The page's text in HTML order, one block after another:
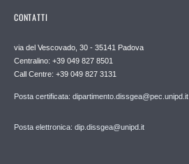
CONTATTI
via del Vescovado, 30 - 35141 Padova
Centralino: +39 049 827 8501
Call Centre: +39 049 827 3131
Posta certificata: dipartimento.dissgea@pec.unipd.it
Posta elettronica: dip.dissgea@unipd.it